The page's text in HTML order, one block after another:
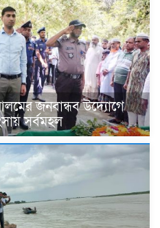
জনবান্ধব উদ্যোগে
সর্বমহল